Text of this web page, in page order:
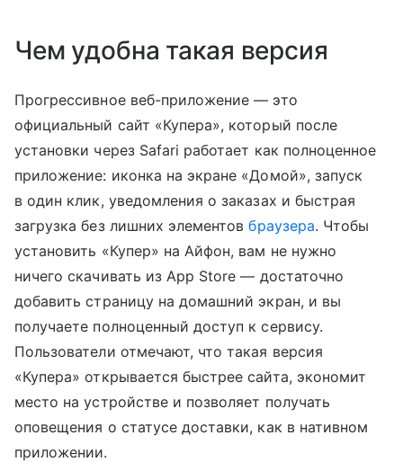
Чем удобна такая версия
Прогрессивное веб-приложение — это
официальный сайт «Купера», который после
установки через Safari работает как полноценное
приложение: иконка на экране «Домой», запуск
в один клик, уведомления о заказах и быстрая
загрузка без лишних элементовбраузера. Чтобы
установить «Купер» на Айфон, вам не нужно
ничего скачивать из App Store — достаточно
добавить страницу на домашний экран, и вы
получаете полноценный доступ к сервису.
Пользователи отмечают, что такая версия
«Купера» открывается быстрее сайта, экономит
место на устройстве и позволяет получать
оповещения о статусе доставки, как в нативном
приложении.